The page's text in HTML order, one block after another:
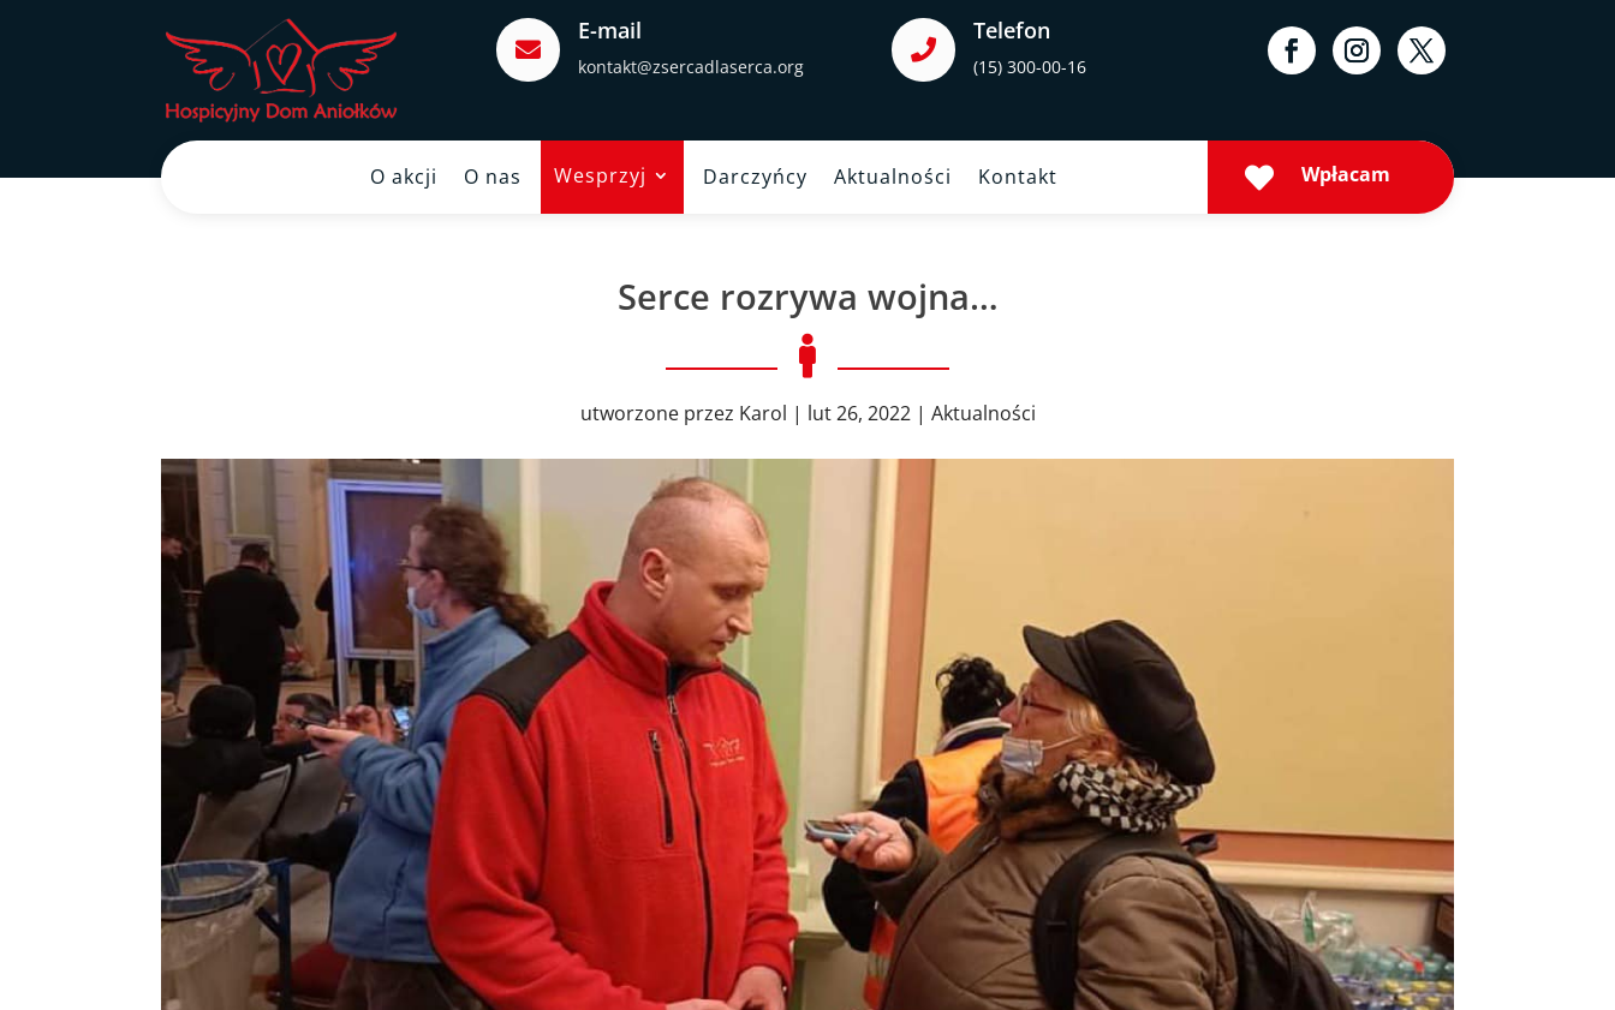

E-mail
kontakt@zsercadlaserca.org

Telefon
(15) 300-00-16
O akcji O nas Wesprzyj Darczyńcy Aktualności Kontakt  Wpłacam
Serce rozrywa wojna…

utworzone przez Karol | lut 26, 2022| Aktualności